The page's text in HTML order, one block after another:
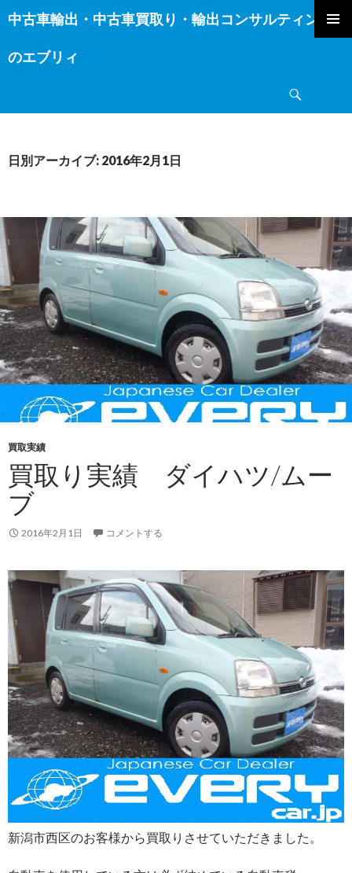
中古車輸出・中古車買取り・輸出コンサルティング
のエブリィ
テ
へ
ッ
日別アーカイブ: 2016年2月1日
買取実績
買取り実績 ダイハツ/ムー
ブ
2016年2月1日 コメントする
新潟市西区のお客様から買取りさせていただきました。